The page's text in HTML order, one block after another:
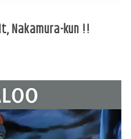
Nakamura-kun !!